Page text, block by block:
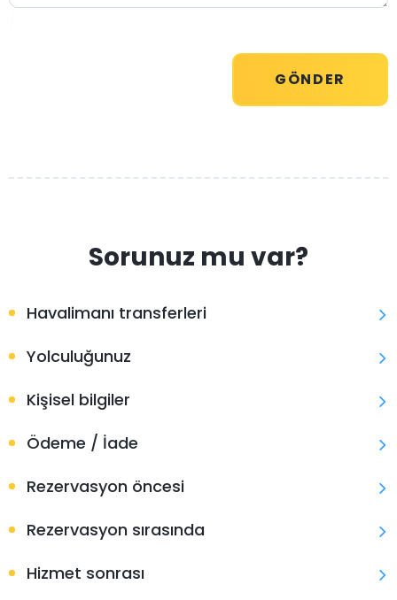
Sorunuz mu var?
Havalimanı transferleri
Yolculuğunuz
Kişisel bilgiler
Ödeme / İade
Rezervasyon öncesi
Rezervasyon sırasında
Hizmet sonrası